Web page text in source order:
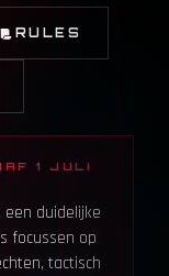
RULES
1 JULI
een duidelijke
focussen op
tactisch